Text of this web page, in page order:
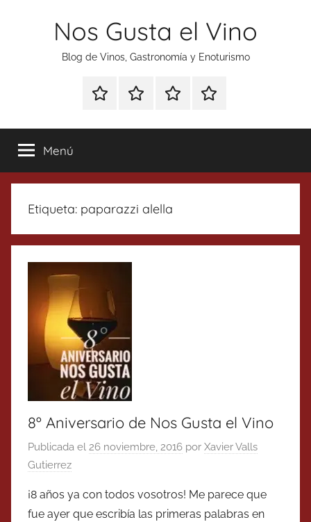
Nos Gusta el Vino
Blog de Vinos, Gastronomía y Enoturismo
Especial
Tonics
Enoturismo
Gastronomía
RankingContacto
Menú
Etiqueta: paparazzi alella
8º Aniversario de Nos Gusta el Vino
Publicada el 26 noviembre, 2016 por Xavier Valls
Gutierrez
¡8 años ya con todos vosotros! Me parece que
fue ayer que escribía las primeras palabras en